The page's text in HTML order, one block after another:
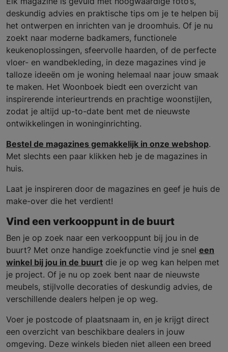
deskundig advies en praktische tips om je te helpen bij
het ontwerpen en inrichten van je droomhuis. Of je nu
zoekt naar moderne badkamers, functionele
keukenoplossingen, sfeervolle haarden, of de perfecte
vloer- en wandbekleding, in deze magazines vind je
talloze ideeën om je woning helemaal naar jouw smaak
te maken. Het Woonboek biedt een overzicht van
inspirerende interieurtrends en prachtige woonstijlen,
zodat je altijd up-to-date bent met de nieuwste
ontwikkelingen in woninginrichting.
Bestel de magazines gemakkelijk in onze webshop.
Met slechts een paar klikken heb je de magazines in
huis.
Laat je inspireren door de magazines en geef je huis de
make-over die het verdient!
Vind een verkooppunt in de buurt
Ben je op zoek naar een verkooppunt bij jou in de
buurt? Met onze handige zoekfunctie vind je snel een
winkel bij jou in de buurt die je op weg kan helpen met
je project. Of je nu op zoek bent naar de nieuwste
meubels, stijlvolle decoraties of deskundig advies, de
verschillende dealers helpen je op weg.
Voer je postcode of plaatsnaam in, en je krijgt direct
een overzicht van beschikbare dealers in jouw
omgeving. Deze winkels bieden niet alleen een breed